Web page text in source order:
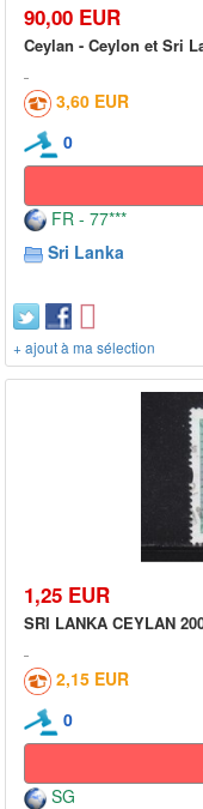
90,00 EUR
Ceylan - Ceylon et Sri
3,60 EUR
0
FR - 77***
Sri Lanka
+ ajout à ma sélection
1,25 EUR
SRI LANKA CEYLAN
2,15 EUR
0
SG